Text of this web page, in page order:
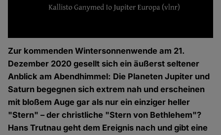
Zur kommenden Wintersonnenwende am 21.
Dezember 2020 gesellt sich ein äußerst seltener
Anblick am Abendhimmel: Die Planeten Jupiter und
Saturn begegnen sich extrem nah und erscheinen
mit bloßem Auge gar als nur ein einziger heller
"Stern" – der christliche "Stern von Bethlehem"?
Hans Trutnau geht dem Ereignis nach und gibt eine